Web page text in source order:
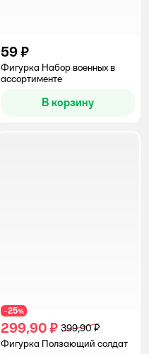
59 ₽
Фигурка Набор военных в
ассортименте
В корзину
−25%
299,90 ₽ 399,90 ₽
Фигурка Ползающий солдат